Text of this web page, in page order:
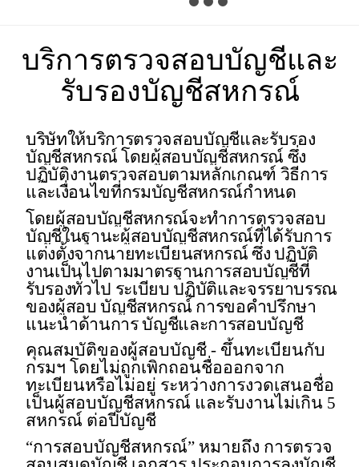
บริการตรวจสอบบัญชีและ
รับรองบัญชีสหกรณ์
บริษัทให้บริการตรวจสอบบัญชีและรับรอง
บัญชีสหกรณ์ โดยผู้สอบบัญชีสหกรณ์ ซึ่ง
ปฏิบัติงานตรวจสอบตามหลักเกณฑ์ วิธีการ
และเงื่อนไขที่กรมบัญชีสหกรณ์กำหนด
โดยผู้สอบบัญชีสหกรณ์จะทำการตรวจสอบ
บัญชีในฐานะผู้สอบบัญชีสหกรณ์ที่ได้รับการ
แต่งตั้งจากนายทะเบียนสหกรณ์ ซึ่ง ปฏิบัติ
งานเป็นไปตามมาตรฐานการสอบบัญชีที่
รับรองทั่วไป ระเบียบ ปฏิบัติและจรรยาบรรณ
ของผู้สอบ บัญชีสหกรณ์ การขอคำปรึกษา
แนะนำด้านการ บัญชีและการสอบบัญชี
คุณสมบัติของผู้สอบบัญชี - ขึ้นทะเบียนกับ
กรมฯ โดยไม่ถูกเพิกถอนชื่อออกจาก
ทะเบียนหรือไม่อยู่ ระหว่างการงวดเสนอชื่อ
เป็นผู้สอบบัญชีสหกรณ์ และรับงานไม่เกิน 5
สหกรณ์ ต่อปีบัญชี
“การสอบบัญชีสหกรณ์” หมายถึง การตรวจ